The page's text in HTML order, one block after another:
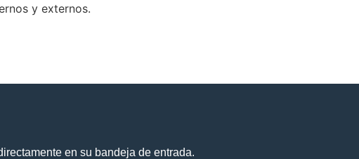
y externos.
en su bandeja de entrada.